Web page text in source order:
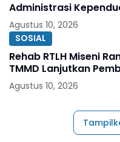
Administrasi
Agustus 10, 2026
SOSIAL
Rehab RTLH Miseni
TMMD Lanjutkan
Agustus 10, 2026